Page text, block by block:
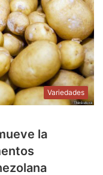
Variedades
la